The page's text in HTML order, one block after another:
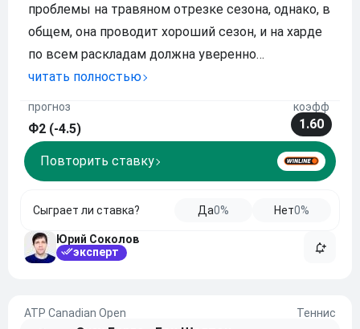
проблемы на травяном отрезке сезона, однако, в
общем, она проводит хороший сезон, и на харде
по всем раскладам должна уверенно
разобраться с куда менее рейтинговой
противницей. Тем более повторим, что Энн Ли в
последнее время по игре не впечатляет, и
американка в
читать полностью
прогноз
Ф2 (-4.5)
коэфф
1.60
Повторить ставку
Сыграет ли ставка? Да0% Нет0%
Юрий Соколов
эксперт
ATP Canadian Open Теннис